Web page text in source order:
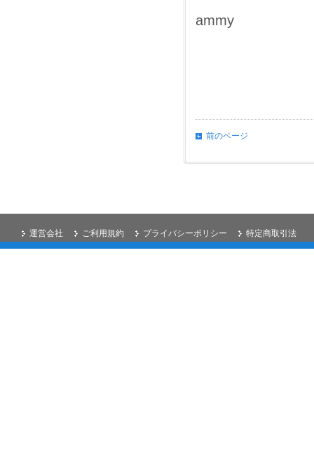
ammy
前のページ
特定商取引法
プライバシーポリシー
ご利用規約
運営会社